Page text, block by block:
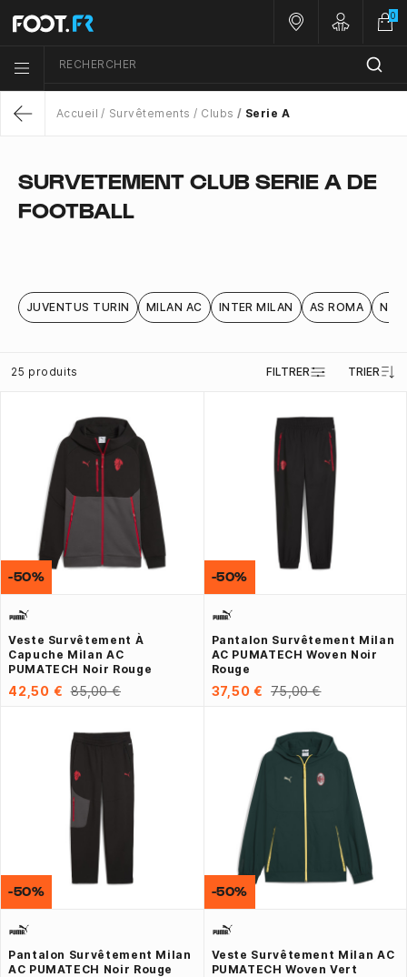
Menu list icon
RECHERCHER
Nos magasins
Customer
0
Accueil Survêtements Clubs Serie A
SURVETEMENT CLUB SERIE A DE
FOOTBALL
JUVENTUS TURIN MILAN AC INTER MILAN AS ROMA
25 produits FILTRER TRIER
Veste Survêtement À
Capuche Milan AC
PUMATECH Noir Rouge
42,50 € 85,00 €
-50%
Pantalon Survêtement Milan
AC PUMATECH Woven Noir
Rouge
37,50 € 75,00 €
-50%
Pantalon Survêtement Milan
AC PUMATECH Noir Rouge
-50%
Veste Survêtement Milan AC
PUMATECH Woven Vert
-50%